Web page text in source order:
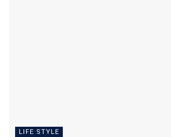
LIFE STYLE